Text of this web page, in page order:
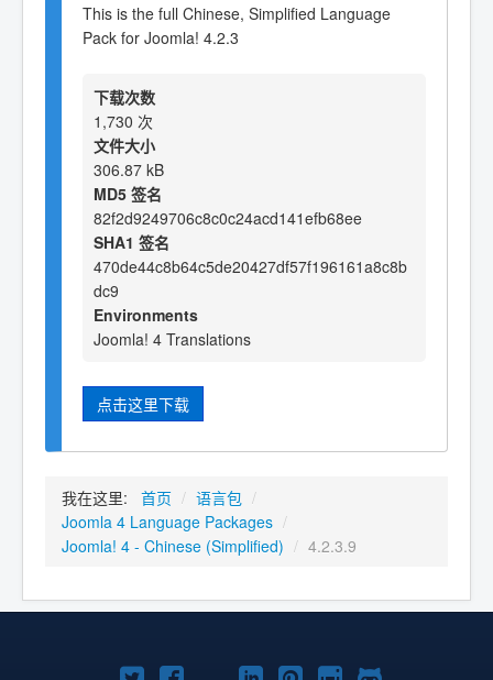
This is the full Chinese, Simplified Language
Pack for Joomla! 4.2.3
下载次数
1,730 次
文件大小
306.87 kB
MD5 签名
82f2d9249706c8c0c24acd141efb68ee
SHA1 签名
470de44c8b64c5de20427df57f196161a8c8b
dc9
Environments
Joomla! 4 Translations
点击这里下载
我在这里: 首页 / 语言包 /
Joomla 4 Language Packages /
Joomla! 4 - Chinese (Simplified) / 4.2.3.9